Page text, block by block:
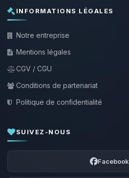
INFORMATIONS LÉGALES
Notre entreprise
Mentions légales
CGV / CGU
Conditions de partenariat
Politique de confidentialité
SUIVEZ-NOUS
Facebook